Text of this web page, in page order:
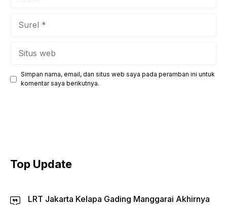
Simpan nama, email, dan situs web saya pada peramban ini untuk
komentar saya berikutnya.
Top Update
LRT Jakarta Kelapa Gading Manggarai Akhirnya